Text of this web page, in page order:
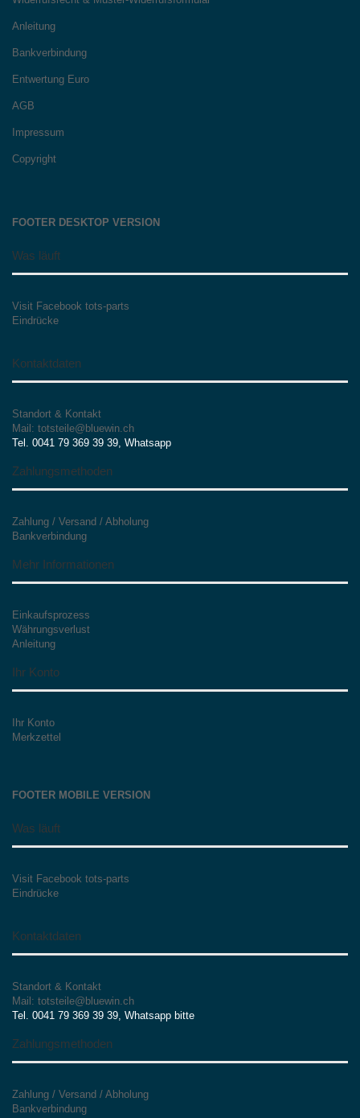
Anleitung
Bankverbindung
Entwertung Euro
AGB
Impressum
Copyright
FOOTER DESKTOP VERSION
Was läuft
Visit Facebook tots-parts
Eindrücke
Kontaktdaten
Standort & Kontakt
Mail: totsteile@bluewin.ch
Tel. 0041 79 369 39 39, Whatsapp
Zahlungsmethoden
Zahlung / Versand / Abholung
Bankverbindung
Mehr Informationen
Einkaufsprozess
Währungsverlust
Anleitung
Ihr Konto
Ihr Konto
Merkzettel
FOOTER MOBILE VERSION
Was läuft
Visit Facebook tots-parts
Eindrücke
Kontaktdaten
Standort & Kontakt
Mail: totsteile@bluewin.ch
Tel. 0041 79 369 39 39, Whatsapp bitte
Zahlungsmethoden
Zahlung / Versand / Abholung
Bankverbindung